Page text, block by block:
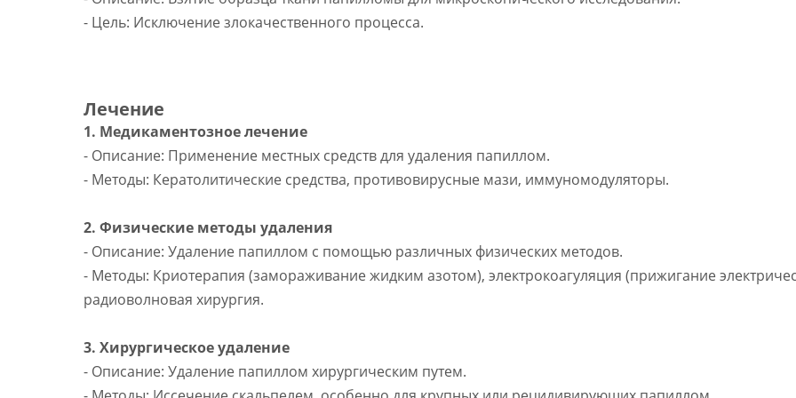
- Цель: Исключение злокачественного процесса.
Лечение
1. Медикаментозное лечение
- Описание: Применение местных средств для удаления папиллом.
- Методы: Кератолитические средства, противовирусные мази, иммуномодуляторы.
2. Физические методы удаления
- Описание: Удаление папиллом с помощью различных физических методов.
- Методы: Криотерапия (замораживание жидким азотом), электрокоагуляция (прижигание
радиоволновая хирургия.
3. Хирургическое удаление
- Описание: Удаление папиллом хирургическим путем.